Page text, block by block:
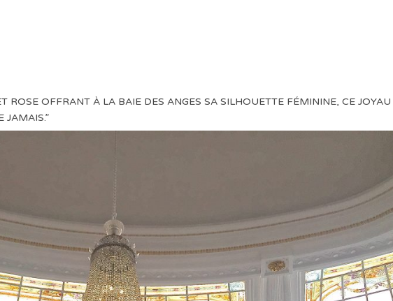
ROSE OFFRANT À LA BAIE DES ANGES SA SILHOUETTE FÉMININE, CE JOYAU
JAMAIS.”